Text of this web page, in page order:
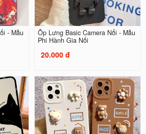
- Mẫu
Ốp Lưng Basic Camera Nổi - Mẫu
Phi Hành Gia Nổi
20.000 đ